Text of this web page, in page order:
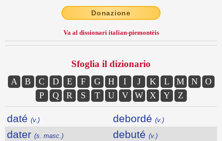
Donazione
Va al dissionari italian-piemontèis
Sfoglia il dizionario
A B C D E F G H I J K L M N
O
P
Q R S T U V W X Y Z
daté (v.) debordé (v.)
dater (s. masc.) debuté (v.)